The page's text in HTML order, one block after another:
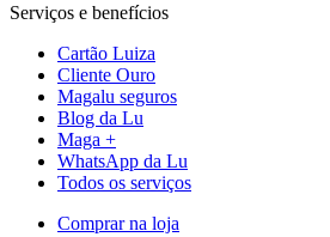
Serviços e benefícios
Cartão Luiza
Cliente Ouro
Magalu seguros
Blog da Lu
Maga +
WhatsApp da Lu
Todos os serviços
Comprar na loja